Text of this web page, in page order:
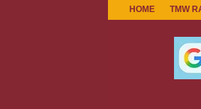
HOME TMW